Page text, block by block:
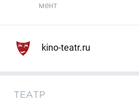
мент
kino-teatr.ru
ТЕАТР